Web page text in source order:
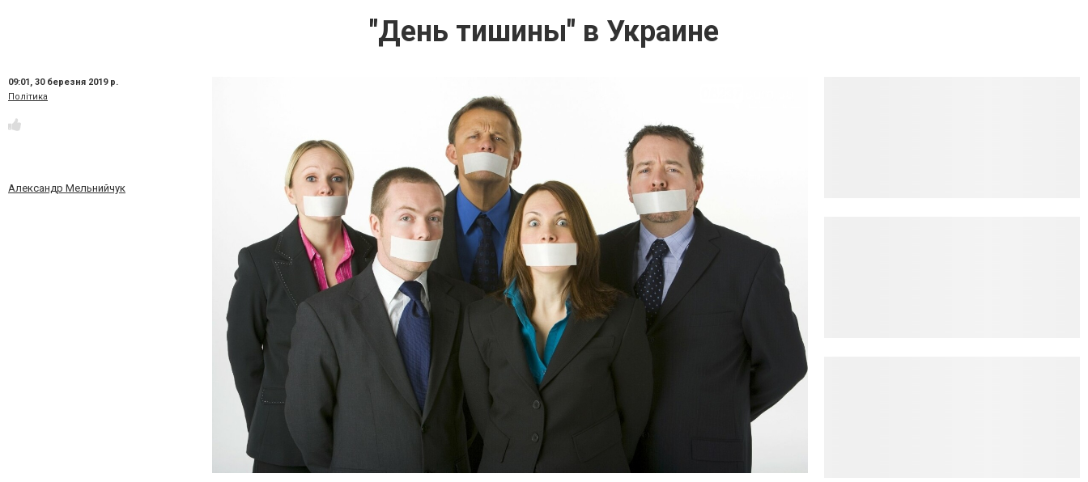
"День тишины" в Украине
09:01, 30 березня 2019 р.
Політика
Александр Мельнийчук